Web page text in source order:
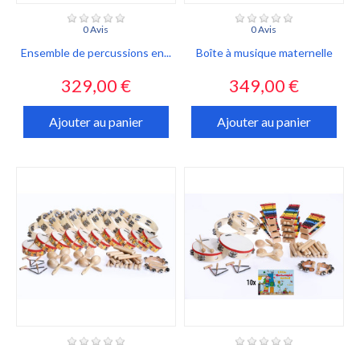
0 Avis
Ensemble de percussions en...
Prix
329,00 €
Ajouter au panier
0 Avis
Boîte à musique maternelle
Prix
349,00 €
Ajouter au panier